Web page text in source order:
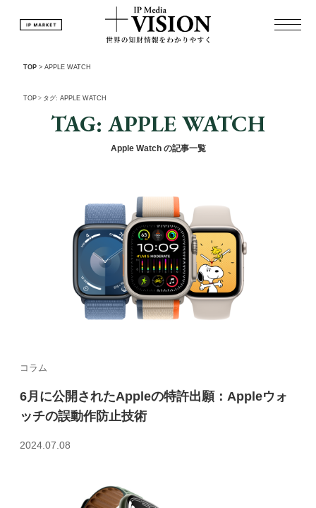
TOP > APPLE WATCH
TOP > タグ: APPLE WATCH
TAG: APPLE WATCH
Apple Watch の記事一覧
コラム
6月に公開されたAppleの特許出願：Appleウォ
ッチの誤動作防止技術
2024.07.08